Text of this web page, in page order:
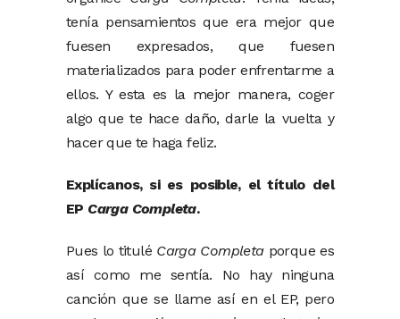
tenía pensamientos que era mejor que
fuesen expresados, que fuesen
materializados para poder enfrentarme a
ellos. Y esta es la mejor manera, coger
algo que te hace daño, darle la vuelta y
hacer que te haga feliz.
Explícanos, si es posible, el título del
EP Carga Completa.
Pues lo titulé Carga Completaporque es
así como me sentía. No hay ninguna
canción que se llame así en el EP, pero